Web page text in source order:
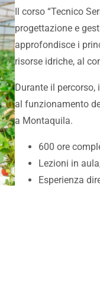
Il corso “Tecnico
progettazione e
approfondisce i
risorse idriche, al
Durante il
al funzionamento
a Montaquila.
600 ore
Lezioni in
Esperienza